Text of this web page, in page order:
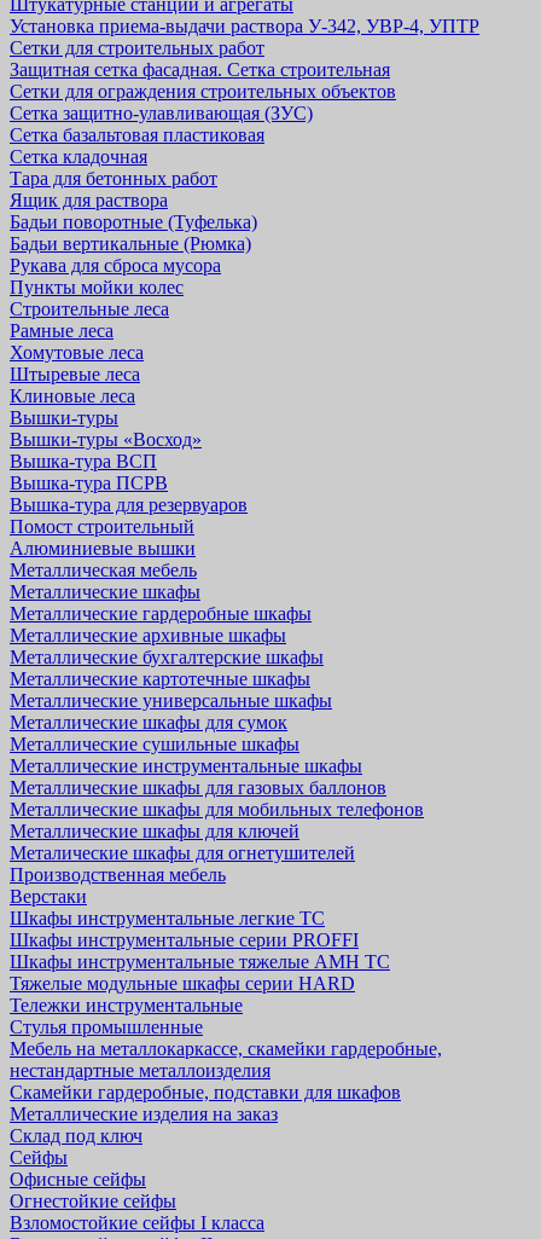
Штукатурные станции и агрегаты
Установка приема-выдачи раствора У-342, УВР-4, УПТР
Сетки для строительных работ
Защитная cетка фасадная. Сетка строительная
Сетки для ограждения строительных объектов
Сетка защитно-улавливающая (ЗУС)
Сетка базальтовая пластиковая
Сетка кладочная
Тара для бетонных работ
Ящик для раствора
Бадьи поворотные (Туфелька)
Бадьи вертикальные (Рюмка)
Рукава для сброса мусора
Пункты мойки колес
Строительные леса
Рамные леса
Хомутовые леса
Штыревые леса
Клиновые леса
Вышки-туры
Вышки-туры «Восход»
Вышка-тура ВСП
Вышка-тура ПСРВ
Вышка-тура для резервуаров
Помост строительный
Алюминиевые вышки
Металлическая мебель
Металлические шкафы
Металлические гардеробные шкафы
Металлические архивные шкафы
Металлические бухгалтерские шкафы
Металлические картотечные шкафы
Металлические универсальные шкафы
Металлические шкафы для сумок
Металлические сушильные шкафы
Металлические инструментальные шкафы
Металлические шкафы для газовых баллонов
Металлические шкафы для мобильных телефонов
Металлические шкафы для ключей
Металические шкафы для огнетушителей
Производственная мебель
Верстаки
Шкафы инструментальные легкие ТС
Шкафы инструментальные серии PROFFI
Шкафы инструментальные тяжелые AMH TC
Тяжелые модульные шкафы серии HARD
Тележки инструментальные
Стулья промышленные
Мебель на металлокаркассе, скамейки гардеробные,
нестандартные металлоизделия
Скамейки гардеробные, подставки для шкафов
Металлические изделия на заказ
Склад под ключ
Сейфы
Офисные сейфы
Огнестойкие сейфы
Взломостойкие сейфы I класса